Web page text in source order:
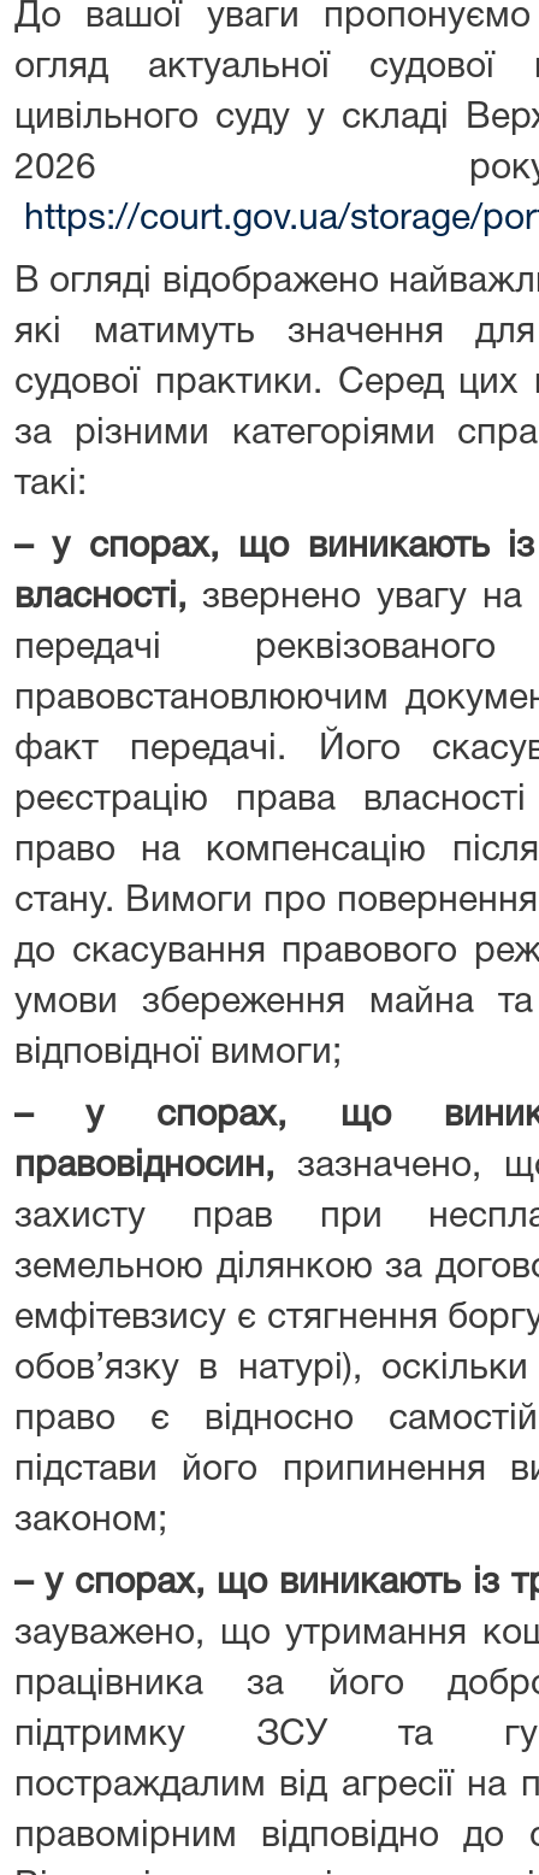
До вашої уваги
огляд актуальної судової
цивільного суду у складі
2026
https://court.gov.ua/storage/
В огляді відображено
які матимуть значення
судової практики. Серед цих
за різними категоріями
такі:
– у спорах, що виникають
власності, звернено увагу
передачі
правовстановлюючим
факт передачі. Його
реєстрацію права
право на компенсацію
стану. Вимоги про
до скасування правового
умови збереження майна
відповідної вимоги;
– у спорах, що
правовідносин, зазначено,
захисту прав при
земельною ділянкою за
емфітевзису є стягнення
обов’язку в натурі),
право є відносно
підстави його припинення
законом;
– у спорах, що виникають із
зауважено, що утримання
працівника за його
підтримку ЗСУ та
постраждалим від агресії на
правомірним відповідно